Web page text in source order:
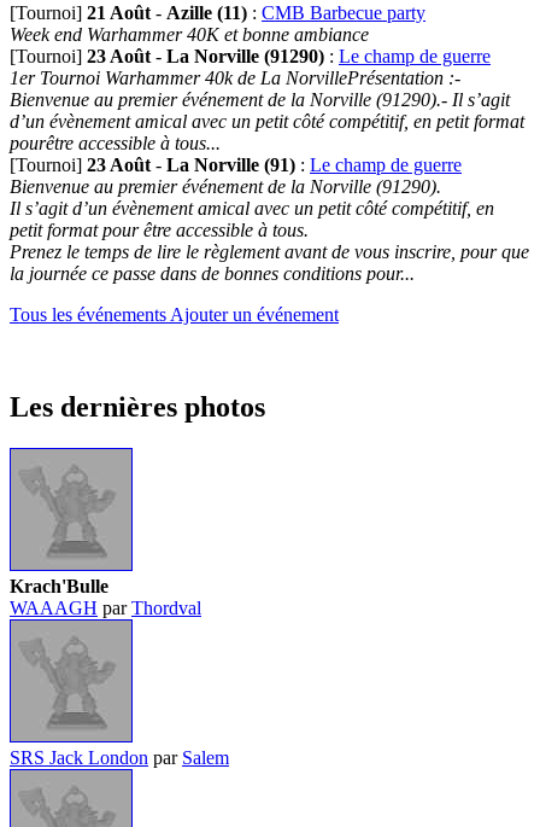
[Tournoi] 21 Août - Azille (11) : CMB Barbecue party
Week end Warhammer 40K et bonne ambiance
[Tournoi] 23 Août - La Norville (91290) : Le champ de guerre
1er Tournoi Warhammer 40k de La NorvillePrésentation :-
Bienvenue au premier événement de la Norville (91290).- Il s’agit
d’un évènement amical avec un petit côté compétitif, en petit format
pourêtre accessible à tous...
[Tournoi] 23 Août - La Norville (91) : Le champ de guerre
Bienvenue au premier événement de la Norville (91290).
Il s’agit d’un évènement amical avec un petit côté compétitif, en
petit format pour être accessible à tous.
Prenez le temps de lire le règlement avant de vous inscrire, pour que
la journée ce passe dans de bonnes conditions pour...
Tous les événements Ajouter un événement
Les dernières photos
Krach'Bulle
WAAAGH parThordval
SRS Jack London par Salem